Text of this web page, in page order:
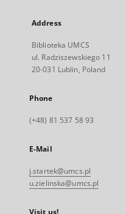
Address
Biblioteka UMCS
ul. Radziszewskiego 11
20-031 Lublin, Poland
Phone
(+48) 81 537 58 93
E-Mail
j.startek@umcs.pl
u.zielinska@umcs.pl
Visit us!